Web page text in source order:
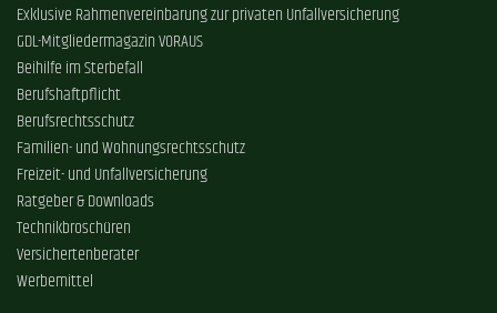
Exklusive Rahmenvereinbarung zur privaten Unfallversicherung
GDL-Mitgliedermagazin VORAUS
Beihilfe im Sterbefall
Berufshaftpflicht
Berufsrechtsschutz
Familien- und Wohnungsrechtsschutz
Freizeit- und Unfallversicherung
Ratgeber & Downloads
Technikbroschüren
Versichertenberater
Werbemittel